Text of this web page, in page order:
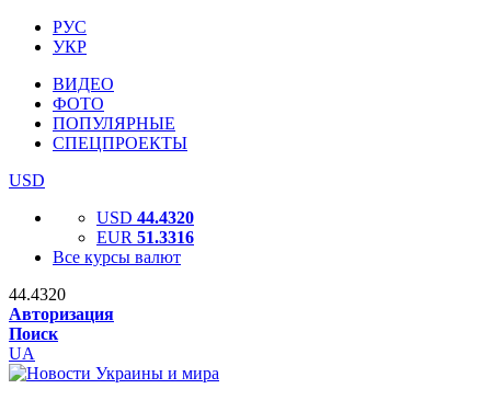
РУС
УКР
ВИДЕО
ФОТО
ПОПУЛЯРНЫЕ
СПЕЦПРОЕКТЫ
USD
USD 44.4320
EUR 51.3316
Все курсы валют
44.4320
Авторизация
Поиск
UA